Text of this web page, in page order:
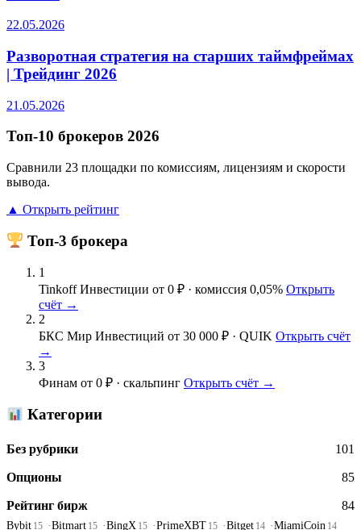
22.05.2026
Разворотная стратегия на старших таймфреймах
| Трейдинг 2026
21.05.2026
Топ-10 брокеров 2026
Сравнили 23 площадки по комиссиям, лицензиям и скорости
вывода.
▲ Открыть рейтинг
Топ-3 брокера
1
Tinkoff Инвестиции от 0 ₽ · комиссия 0,05% Открыть
счёт →
2
БКС Мир Инвестиций от 30 000 ₽ · QUIK Открыть счёт
→
3
Финам от 0 ₽ · скальпинг Открыть счёт →
Категории
Без рубрики 101
Опционы 85
Рейтинг бирж 84
Bybit 15 Bitmart 15 BingX 15 PrimeXBT 15 Bitget 14 MiamiCoin 14